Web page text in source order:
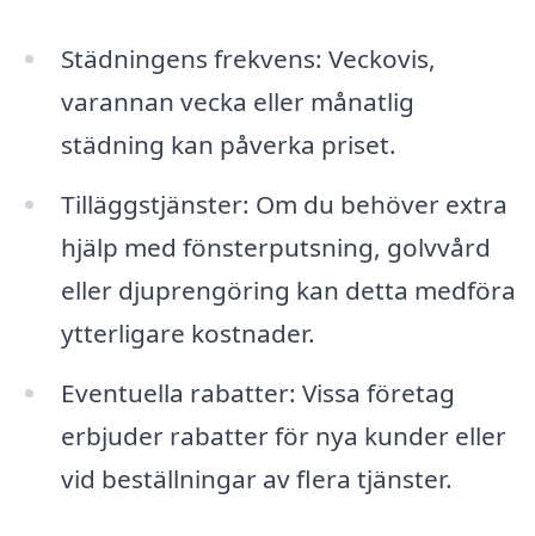
Städningens frekvens: Veckovis,
varannan vecka eller månatlig
städning kan påverka priset.
Tilläggstjänster: Om du behöver extra
hjälp med fönsterputsning, golvvård
eller djuprengöring kan detta medföra
ytterligare kostnader.
Eventuella rabatter: Vissa företag
erbjuder rabatter för nya kunder eller
vid beställningar av flera tjänster.